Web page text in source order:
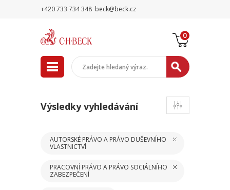
+420 733 734 348 beck@beck.cz
0
Výsledky vyhledávání
AUTORSKÉ PRÁVO A PRÁVO DUŠEVNÍHO
VLASTNICTVÍ
PRACOVNÍ PRÁVO A PRÁVO SOCIÁLNÍHO
ZABEZPEČENÍ